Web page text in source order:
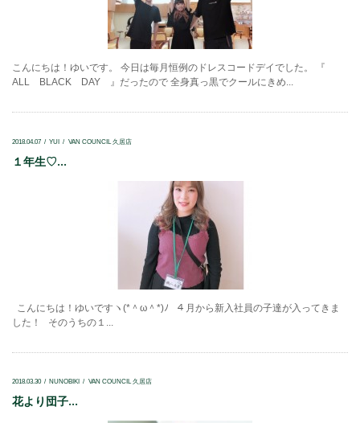
こんにちは！ゆいです。 今日は毎月恒例のドレスコードデイでした。 『
ALL BLACK DAY 』だったので 全身真っ黒でクールにきめ...
2018.04.07 YUI VAN COUNCIL 久居店
１年生♡...
こんにちは！ゆいですヽ(*＾ω＾*)ﾉ ４月から新入社員の子達が入ってきま
した！ そのうちの１...
2018.03.30 NUNOBIKI VAN COUNCIL 久居店
花より団子...